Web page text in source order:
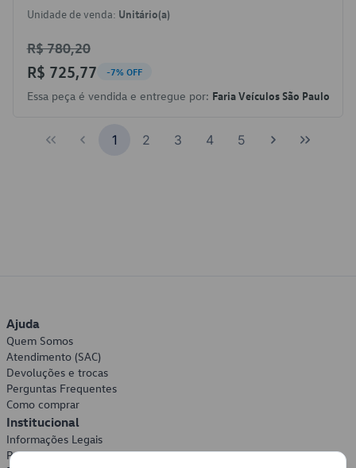
Unidade de venda: Unitário(a)
R$ 780,20
R$ 725,77 -7% OFF
Essa peça é vendida e entregue por: Faria Veículos São Paulo
1 2 3 4 5
Ajuda
Quem Somos
Atendimento (SAC)
Devoluções e trocas
Perguntas Frequentes
Como comprar
Institucional
Informações Legais
Política de Privacidade